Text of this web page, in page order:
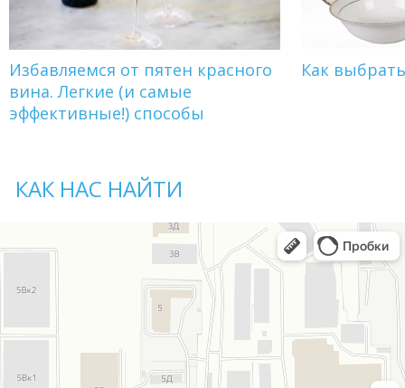
Избавляемся от пятен красного
вина. Легкие (и самые
эффективные!) способы
Как
КАК НАС НАЙТИ